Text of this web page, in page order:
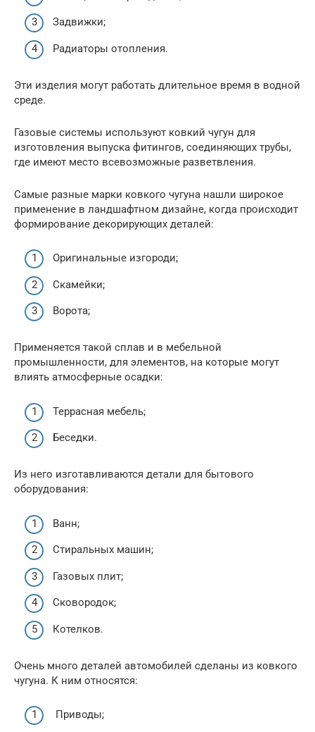
Задвижки;
Радиаторы отопления.
Эти изделия могут работать длительное время в водной
среде.
Газовые системы используют ковкий чугун для
изготовления выпуска фитингов, соединяющих трубы,
где имеют место всевозможные разветвления.
Самые разные марки ковкого чугуна нашли широкое
применение в ландшафтном дизайне, когда происходит
формирование декорирующих деталей:
Оригинальные изгороди;
Скамейки;
Ворота;
Применяется такой сплав и в мебельной
промышленности, для элементов, на которые могут
влиять атмосферные осадки:
Террасная мебель;
Беседки.
Из него изготавливаются детали для бытового
оборудования:
Ванн;
Стиральных машин;
Газовых плит;
Сковородок;
Котелков.
Очень много деталей автомобилей сделаны из ковкого
чугуна. К ним относятся:
Приводы;